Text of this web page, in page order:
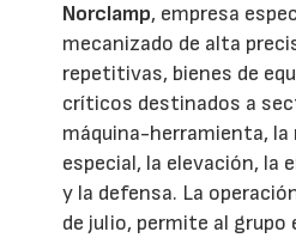
Norclamp, empresa
mecanizado de alta
repetitivas, bienes de
críticos destinados a
máquina-herramienta, la
especial, la elevación, la
y la defensa. La
de julio, permite al grupo